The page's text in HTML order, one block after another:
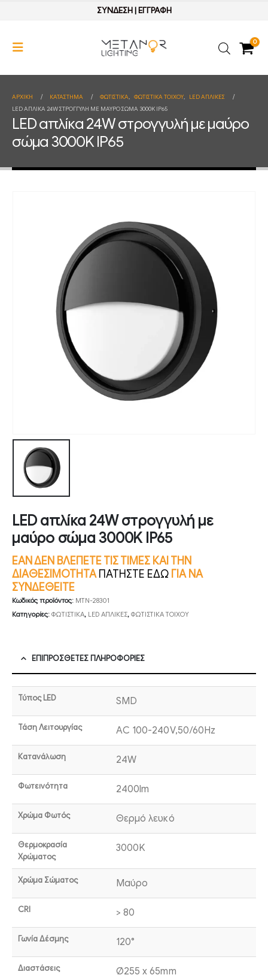
ΣΥΝΔΕΣΗ| ΕΓΓΡΑΦΗ
0
ΑΡΧΙΚΉ ΚΑΤΆΣΤΗΜΑ ΦΩΤΙΣΤΙΚΑ, ΦΩΤΙΣΤΙΚΑ ΤΟΙΧΟΥ,
LED ΑΠΛΙΚΕΣ
LED ΑΠΛΊΚΑ 24W ΣΤΡΟΓΓΥΛΉ ΜΕ ΜΑΎΡΟ ΣΏΜΑ 3000K IP65
LED απλίκα 24W στρογγυλή με μαύρο
σώμα 3000K IP65
LED απλίκα 24W στρογγυλή με
μαύρο σώμα 3000K IP65
ΕΑΝ ΔΕΝ ΒΛΕΠΕΤΕ ΤΙΣ ΤΙΜΕΣ ΚΑΙ ΤΗΝ
ΔΙΑΘΕΣΙΜΟΤΗΤΑ ΠΑΤΗΣΤΕ ΕΔΩ ΓΙΑ ΝΑ
ΣΥΝΔΕΘΕΙΤΕ
Κωδικός προϊόντος: MTN-28301
Κατηγορίες: ΦΩΤΙΣΤΙΚΑ, LED ΑΠΛΙΚΕΣ, ΦΩΤΙΣΤΙΚΑ ΤΟΙΧΟΥ
ΕΠΙΠΡΌΣΘΕΤΕΣ ΠΛΗΡΟΦΟΡΊΕΣ
Τύπος LED SMD
Τάση Λειτουργίας AC 100-240V,50/60Hz
Κατανάλωση 24W
Φωτεινότητα 2400lm
Χρώμα Φωτός Θερμό λευκό
Θερμοκρασία
Χρώματος
3000K
Χρώμα Σώματος Μαύρο
CRI > 80
Γωνία Δέσμης 120°
Διαστάσεις Ø255 x 65mm